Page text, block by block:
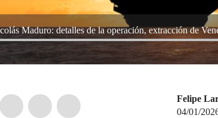
Maduro: detalles de la operación, extracción de
Felipe
04/01/